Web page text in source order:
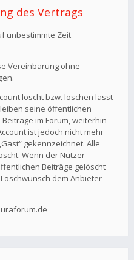
des Vertrags
unbestimmte Zeit
Vereinbarung ohne
löscht bzw. löschen lässt
seine öffentlichen
im Forum, weiterhin
ist jedoch nicht mehr
gekennzeichnet. Alle
Wenn der Nutzer
Beiträge gelöscht
dem Anbieter